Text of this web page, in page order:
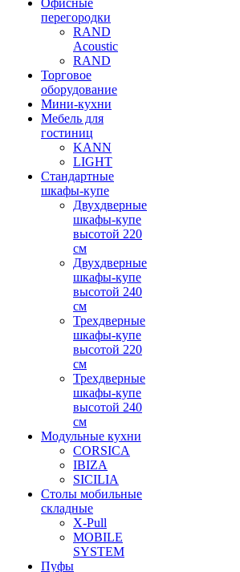
Офисные
перегородки
RAND
Acoustic
RAND
Торговое
оборудование
Мини-кухни
Мебель для
гостиниц
KANN
LIGHT
Стандартные
шкафы-купе
Двухдверные
шкафы-купе
высотой 220
см
Двухдверные
шкафы-купе
высотой 240
см
Трехдверные
шкафы-купе
высотой 220
см
Трехдверные
шкафы-купе
высотой 240
см
Модульные кухни
CORSICA
IBIZA
SICILIA
Столы мобильные
складные
X-Pull
MOBILE
SYSTEM
Пуфы